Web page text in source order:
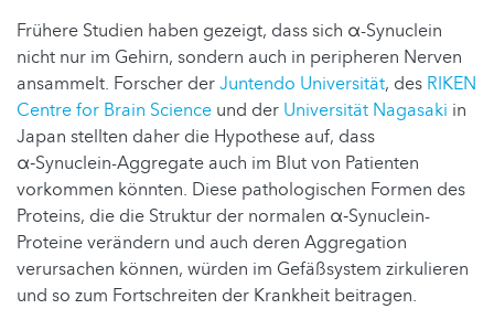
Frühere Studien haben gezeigt, dass sich α-Synuclein
nicht nur im Gehirn, sondern auch in peripheren Nerven
ansammelt. Forscher derJuntendo Universität, des RIKEN
Centre for Brain Science und der Universität Nagasaki in
Japan stellten daher die Hypothese auf, dass
α‑Synuclein-Aggregate auch im Blut von Patienten
vorkommen könnten. Diese pathologischen Formen des
Proteins, die die Struktur der normalen α‑Synuclein-
Proteine verändern und auch deren Aggregation
verursachen können, würden im Gefäßsystem zirkulieren
und so zum Fortschreiten der Krankheit beitragen.